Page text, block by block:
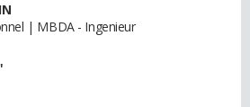
| MBDA - Ingenieur